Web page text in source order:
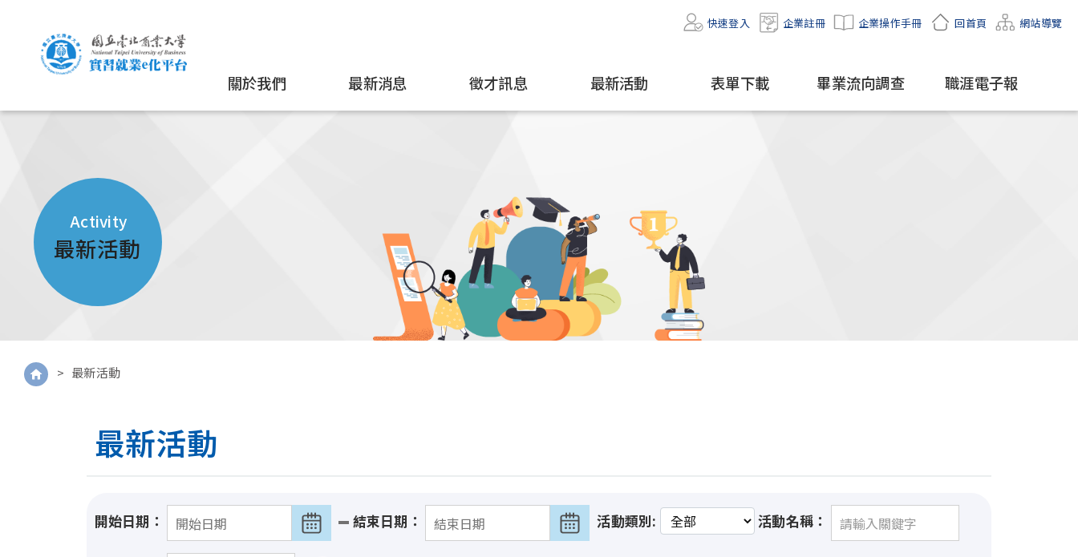
快速登入 企業註冊 企業操作手冊 回首頁 網站導覽
關於我們 最新消息 徵才訊息 最新活動 表單下載 畢業流向調查 職涯電子報
Activity
最新活動
> 最新活動
最新活動
開始日期： 結束日期： 活動類別: 活動名稱：